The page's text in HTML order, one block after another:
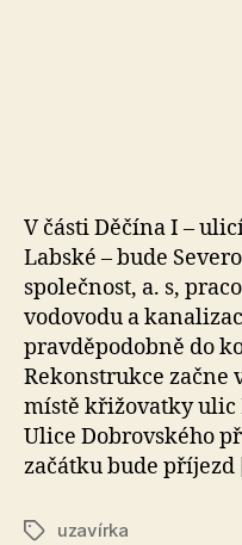
V části Děčína I –
Labské – bude
společnost, a. s,
vodovodu a
pravděpodobně do
Rekonstrukce začne
místě křižovatky ulic
Ulice Dobrovského
začátku bude příjezd
Štítkyuzavírka